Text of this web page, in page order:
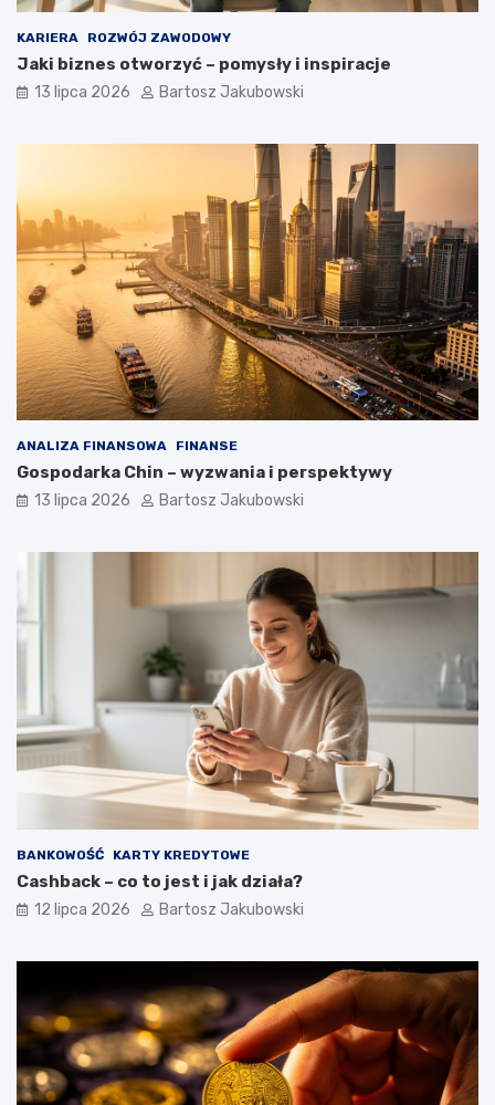
KARIERA ROZWÓJ ZAWODOWY
Jaki biznes otworzyć – pomysły i inspiracje
13 lipca 2026 Bartosz Jakubowski
ANALIZA FINANSOWA FINANSE
Gospodarka Chin – wyzwania i perspektywy
13 lipca 2026 Bartosz Jakubowski
BANKOWOŚĆ KARTY KREDYTOWE
Cashback – co to jest i jak działa?
12 lipca 2026 Bartosz Jakubowski